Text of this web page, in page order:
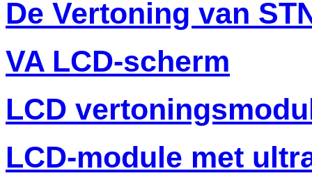
De Vertoning van
VA LCD-scherm
LCD
LCD-module met